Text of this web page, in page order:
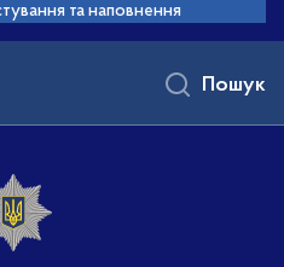
та наповнення
Пошук